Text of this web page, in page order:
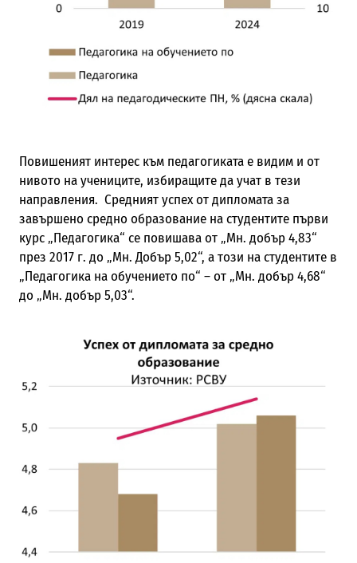
Повишеният интерес към педагогиката е видим и от
нивото на учениците, избиращите да учат в тези
направления. Средният успех от дипломата за
завършено средно образование на студентите първи
курс „Педагогика“ се повишава от „Мн. добър 4,83“
през 2017 г. до „Мн. Добър 5,02“, а този на студентите в
„Педагогика на обучението по“ – от „Мн. добър 4,68“
до „Мн. добър 5,03“.